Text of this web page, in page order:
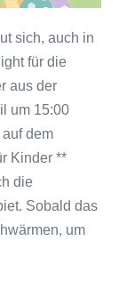
sich, auch in
für die
aus der
um 15:00
dem
Kinder **
die
Sobald das
um